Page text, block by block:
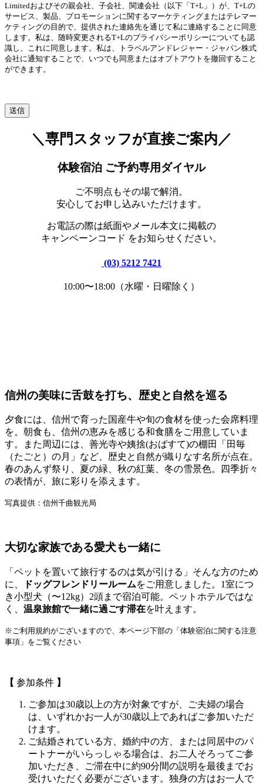
Limitedおよびその親会社、子会社、関連会社（以下「T+L」）が、T+Lの
サービス、製品、プロモーションに関するマーケティングまたはテレマー
ケティングの目的で、提供された連絡先を通じて私に連絡することに同意
します。私は、随時変更されるT+Lのプライバシーポリシーについても認
識し、これに同意します。私は、トラベルアンドレジャー・ジャパン株式
会社に通知することで、いつでも同意またはオプトアウトを撤回すること
ができます。
＼専門スタッフが直接ご案内／
体験宿泊 ご予約専用ダイヤル
ご不明点もその場で解消。
安心してお申し込みいただけます。
お電話の際は紙面やメール本文に掲載の
キャンペーンコード をお知らせください。
(03) 5212 7421
10:00〜18:00（水曜・日曜除く）
信州の美味に舌鼓を打ち、歴史と自然を巡る
夕食には、信州で育った国産牛や旬の食材を使った会席料理
を。朝食も、信州の恵みを感じる和食膳をご用意していま
す。また周辺には、善光寺や姨捨(おばすて)の棚田「田毎
（たごと）の月」など、歴史と自然が織りなす名所が点在。
春のあんず祭り、夏の緑、秋の紅葉、冬の雪景色。四季折々
の表情が、旅に彩りを添えます。
写真提供：信州千曲観光局
大切な家族である愛犬も一緒に
「ペットを置いて旅行するのは気が引ける」そんな方のため
に、
ドッグフレンドリールームをご用意しました。1室につ
き小型犬（〜12kg）2頭まで宿泊可能。ペットホテルではな
く、 温泉旅館で一緒に過ごす滞在を叶えます。
※ご利用規約がございますので、本ページ下部の「体験宿泊に関する注意
事項」をご覧ください
【 参加条件 】
ご参加は30歳以上の方が対象ですが、ご夫婦の場合
は、いずれかお一人が30歳以上であればご参加いただ
けます。
ご結婚されている方、婚約中の方、または同居中のパ
ートナーがいらっしゃる場合は、お二人そろってご参
加いただき、ご滞在中に約90分間の説明を最後までお
受けいただく必要がございます。独身の方はお一人で